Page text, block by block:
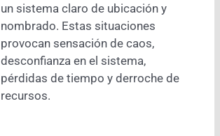
un sistema claro de ubicación y
nombrado. Estas situaciones
provocan sensación de caos,
desconfianza en el sistema,
pérdidas de tiempo y derroche de
recursos.